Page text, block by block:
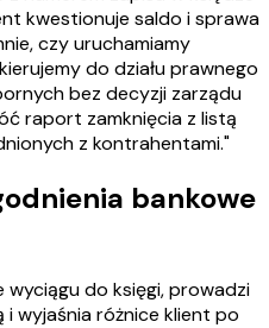
kwestionuje saldo i sprawa
czy uruchamiamy
do działu prawnego
bez decyzji zarządu
raport zamknięcia z listą
z kontrahentami."
bankowe
do księgi, prowadzi
wyjaśnia różnice klient po